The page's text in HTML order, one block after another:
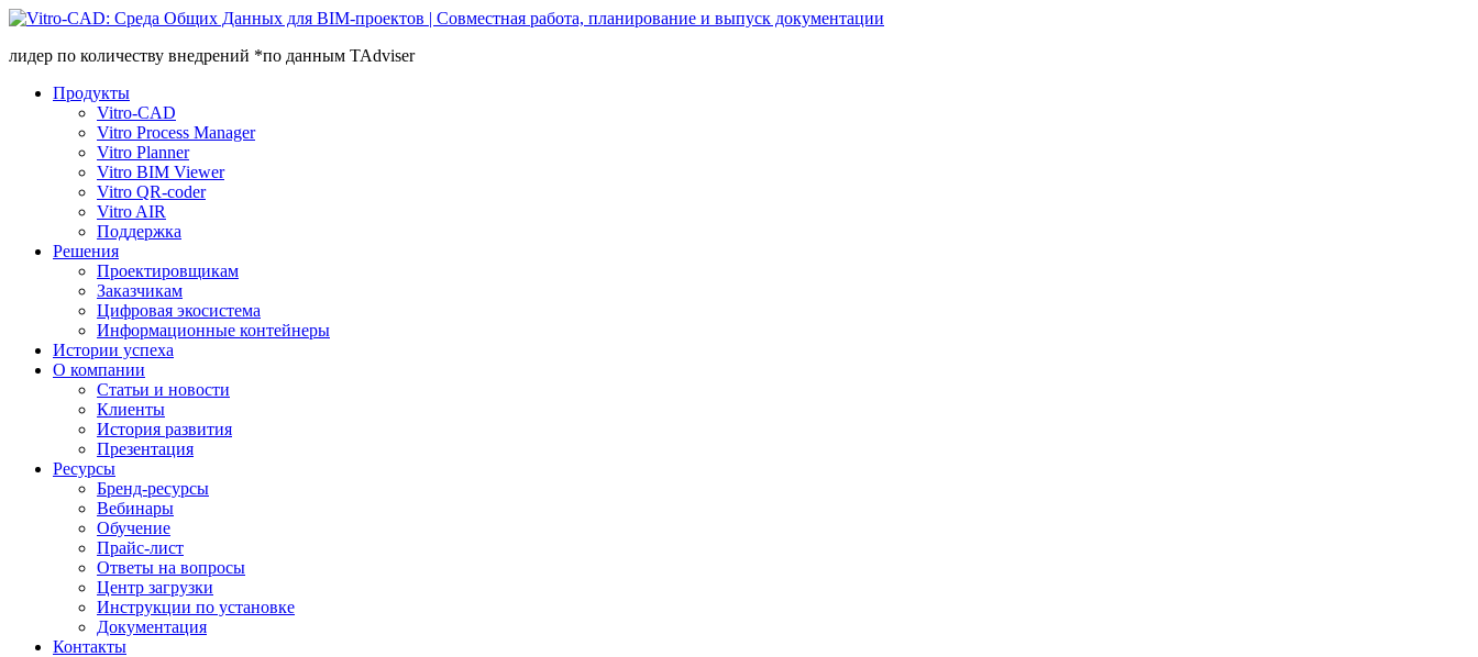
лидер по количеству внедрений *по данным TAdviser
Продукты
Vitro-CAD
Vitro Process Manager
Vitro Planner
Vitro BIM Viewer
Vitro QR-coder
Vitro AIR
Поддержка
Решения
Проектировщикам
Заказчикам
Цифровая экосистема
Информационные контейнеры
Истории успеха
О компании
Статьи и новости
Клиенты
История развития
Презентация
Ресурсы
Бренд-ресурсы
Вебинары
Обучение
Прайс-лист
Ответы на вопросы
Центр загрузки
Инструкции по установке
Документация
Контакты